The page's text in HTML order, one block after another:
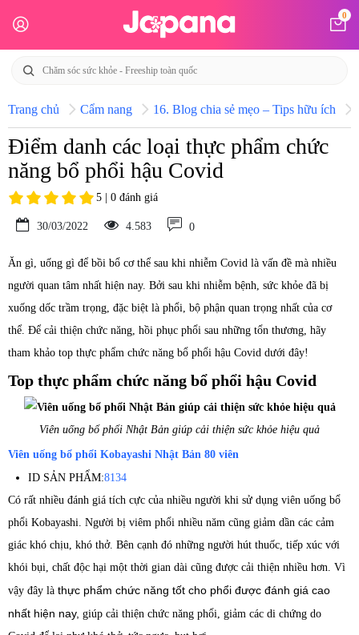
0
Trang chủ Cẩm nang 16. Blog chia sẻ mẹo – Tips hữu ích
Điểm danh các loại thực phẩm chức
năng bổ phổi hậu Covid
5 | 0 đánh giá
30/03/2022 4.583 0
Ăn gì, uống gì để bồi bổ cơ thể sau khi nhiễm Covid là vấn đề mà nhiều
người quan tâm nhất hiện nay. Bởi sau khi nhiễm bệnh, sức khỏe đã bị
xuống dốc trầm trọng, đặc biệt là phổi, bộ phận quan trọng nhất của cơ
thể. Để cải thiện chức năng, hồi phục phổi sau những tổn thương, hãy
tham khảo top thực phẩm chức năng bổ phổi hậu Covid dưới đây!
Top thực phẩm chức năng bổ phổi hậu Covid
Viên uống bổ phổi Nhật Bản giúp cải thiện sức khỏe hiệu quả
Viên uống bổ phổi Kobayashi Nhật Bản 80 viên
ID SẢN PHẨM:8134
Có rất nhiều đánh giá tích cực của nhiều người khi sử dụng viên uống bổ
phổi Kobayashi. Người bị viêm phổi nhiều năm cũng giảm dần các cảm
giác khó chịu, khó thở. Bên cạnh đó những người hút thuốc, tiếp xúc với
khói bụi, chất độc hại một thời gian dài cũng được cải thiện nhiều hơn. Vì
vậy đây là thực phẩm chức năng tốt cho phổi được đánh giá cao
nhất hiện nay, giúp cải thiện chức năng phổi, giảm các di chứng do